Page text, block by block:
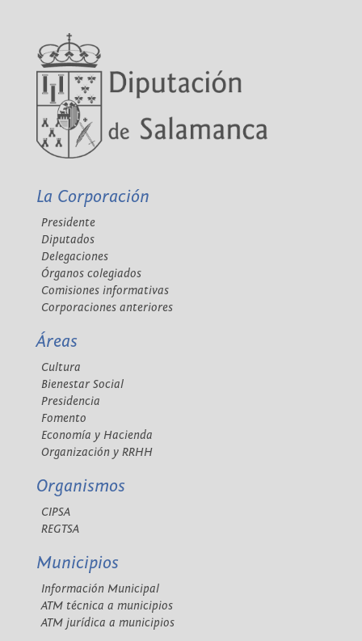
La Corporación
Presidente
Diputados
Delegaciones
Órganos colegiados
Comisiones informativas
Corporaciones anteriores
Áreas
Cultura
Bienestar Social
Presidencia
Fomento
Economía y Hacienda
Organización y RRHH
Organismos
CIPSA
REGTSA
Municipios
Información Municipal
ATM técnica a municipios
ATM jurídica a municipios